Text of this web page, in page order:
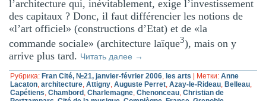
l’architecture qui, inévitablement, exige l’investissement
des capitaux ? Donc, il faut différencier les notions de
«l’art officiel» (constructions d’Etat) et de «la
commande sociale» (architecture laïque3), mais on y
arrive plus tard. Читать далее →
Рубрика: Fran Cité, №21, janvier-février 2006, les arts Метки: Anne
Lacaton,architecture,Attigny,Auguste Perret,Azay-le-Rideau, Belleau,
Capétiens,Chambord ,Charlemagne,Chenonceau,Christian de